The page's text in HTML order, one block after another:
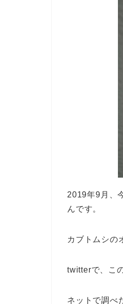
2019年9月、
んです。
カブトムシの
twitterで、こ
ネットで調べ